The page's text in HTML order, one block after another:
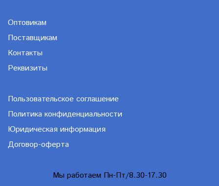
Оптовикам
Поставщикам
Контакты
Реквизиты
Пользовательское соглашение
Политика конфиденциальности
Юридическая информация
Договор-оферта
Мы работаем Пн-Пт/8.30-17.30